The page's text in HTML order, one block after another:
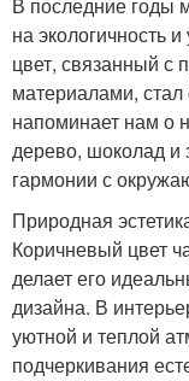
В последние годы
на экологичность
цвет, связанный с
материалами,
напоминает нам о
дерево, шоколад и
гармонии с
Природная
Коричневый цвет
делает его
дизайна. В
уютной и теплой
подчеркивания